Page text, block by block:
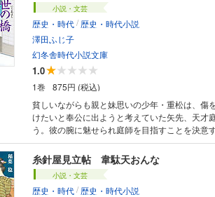
小説・文芸
歴史・時代/ 歴史・時代小説
澤田ふじ子
幻冬舎時代小説文庫
1.0
1巻
875円 (税込)
貧しいながらも親と妹思いの少年・重松は、傷
けたいと奉公に出ようと考えていた矢先、天才
う。彼の腕に魅せられ庭師を目指すことを決意
いが彼を待ち受けていた……。誰もが一度は経
青春の日々。江戸時代の京を舞台に描く長編時代
糸針屋見立帖 韋駄天おんな
小説・文芸
歴史・時代/ 歴史・時代小説